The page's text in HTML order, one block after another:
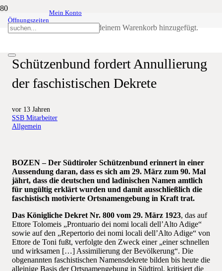
Öffnungszeiten
Mein Konto
wurde deinem Warenkorb hinzugefügt.
90 Jahre faschistische
Schützenbund fordert Annullierung
der faschistischen Dekrete
vor 13 Jahren
SSB Mitarbeiter
Allgemein
BOZEN – Der Südtiroler Schützenbund erinnert in einer
Aussendung daran, dass es sich am 29. März zum 90. Mal
jährt, dass die deutschen und ladinischen Namen amtlich
für ungültig erklärt wurden und damit ausschließlich die
faschistisch motivierte Ortsnamengebung in Kraft trat.
Das Königliche Dekret Nr. 800 vom 29. März 1923, das auf
Ettore Tolomeis „Prontuario dei nomi locali dell’Alto Adige“
sowie auf den „Repertorio dei nomi locali dell’Alto Adige“ von
Ettore de Toni fußt, verfolgte den Zweck einer „einer schnellen
und wirksamen […] Assimilierung der Bevölkerung“. Die
obgenannten faschistischen Namensdekrete bilden bis heute die
alleinige Basis der Ortsnamengebung in Südtirol, kritisiert die